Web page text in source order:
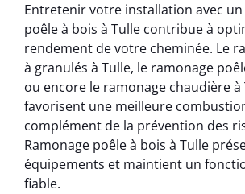
Entretenir votre installation avec un
poêle à bois à Tulle contribue à
rendement de votre cheminée. Le
à granulés à Tulle, le ramonage
ou encore le ramonage chaudière à
favorisent une meilleure
complément de la prévention des
Ramonage poêle à bois à Tulle
équipements et maintient un
fiable.